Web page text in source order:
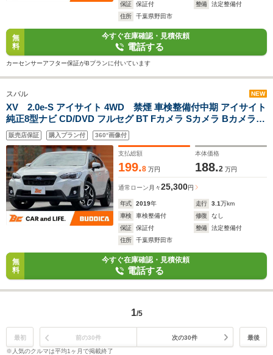
保証
保証付 整備
法定整備付
住所
千葉県野田市
無
料
今すぐ在庫確認・見積依頼
電話する
カーセンサーアフター保証がBプランに付いています
スバル NEW
XV 2.0e-S アイサイト 4WD 禁煙 車検整備付中期 アイサイト
純正8型ナビ CD/DVD フルセグ BT Fカメラ Sカメラ Bカメラ
LEDヘッド Aライト ACC パドルシフト 横滑り防止 12Vソケッ
ト 電格ミラー Pシート チルステ 純正18インチAW
販売店保証 購入プラン付 360°画像付
支払総額
199.8 万円
本体価格
188.2 万円
通常ローン 月々25,300円
年式 2019年 走行 3.1万km
車検
車検整備付 修復
なし
保証
保証付 整備
法定整備付
住所
千葉県野田市
無
料
今すぐ在庫確認・見積依頼
電話する
1/5
最初 前の30件 次の30件
最後
※人気のクルマは平均1ヶ月で掲載終了